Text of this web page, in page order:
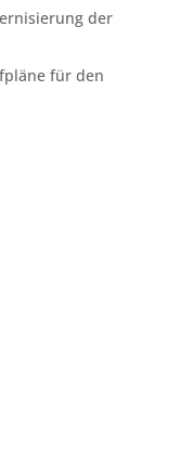
der
für den